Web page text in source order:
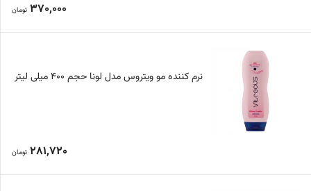
370,000 تومان
نرم کننده مو ویتروس مدل لونا حجم 400 میلی لیتر
281,720 تومان